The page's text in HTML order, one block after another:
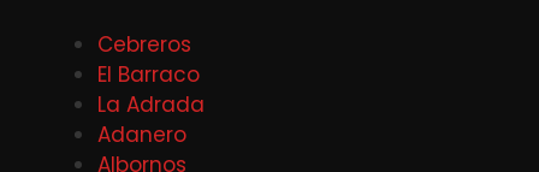
Cebreros
El Barraco
La Adrada
Adanero
Albornos